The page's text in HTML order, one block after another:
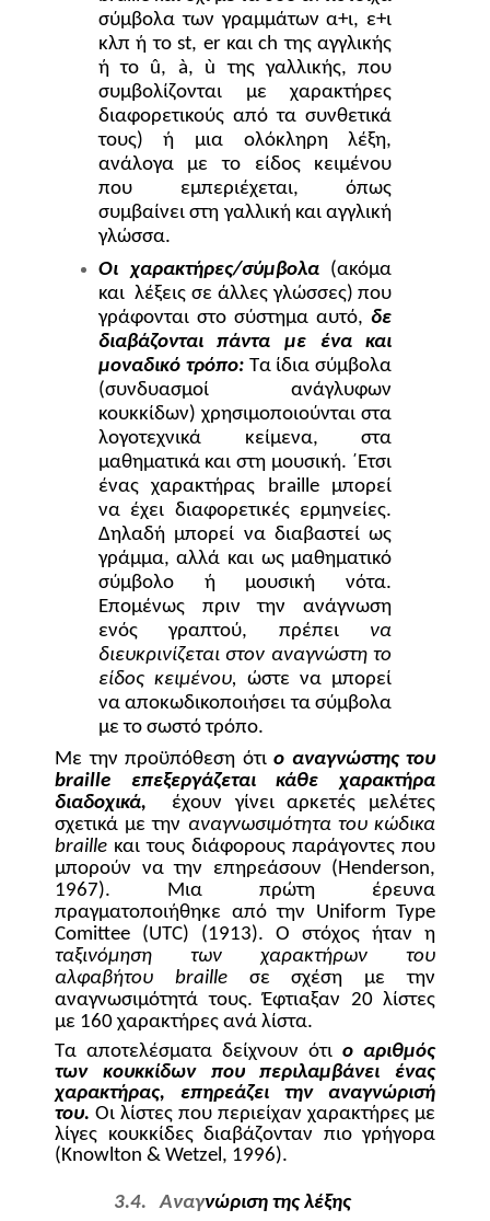
σύμβολα των γραμμάτων α+ι, ε+ι
κλπ ή τοst, erκαιch της αγγλικής
ή το û, à, ù της γαλλικής, που
συμβολίζονται με χαρακτήρες
διαφορετικούς από τα συνθετικά
τους) ή μια ολόκληρη λέξη,
ανάλογα με το είδος κειμένου
που εμπεριέχεται, όπως
συμβαίνει στη γαλλική και αγγλική
γλώσσα.
Οι χαρακτήρες/σύμβολα
(ακόμα
και λέξεις σε άλλες γλώσσες) που
γράφονται στο σύστημα αυτό,δε
διαβάζονται πάντα με ένα και
μοναδικό τρόπο: Τα ίδια σύμβολα
(συνδυασμοί ανάγλυφων
κουκκίδων) χρησιμοποιούνται στα
λογοτεχνικά κείμενα, στα
μαθηματικά και στη μουσική. ΄Ετσι
ένας χαρακτήρας brailleμπορεί
να έχει διαφορετικές ερμηνείες.
Δηλαδή μπορεί να διαβαστεί ως
γράμμα, αλλά και ως μαθηματικό
σύμβολο ή μουσική νότα.
Επομένως πριν την ανάγνωση
ενός γραπτού, πρέπει να
διευκρινίζεται στον αναγνώστη το
είδος κειμένου, ώστε να μπορεί
να αποκωδικοποιήσει τα σύμβολα
με το σωστό τρόπο.
Με την προϋπόθεση ότι ο αναγνώστης του
braille επεξεργάζεται κάθε χαρακτήρα
διαδοχικά,
έχουν γίνει αρκετές μελέτες
σχετικά με την αναγνωσιμότητα του κώδικα
braille και τους διάφορους παράγοντες που
μπορούν να την επηρεάσουν (Henderson,
1967). Μια πρώτη έρευνα
πραγματοποιήθηκε από την Uniform Type
Comittee (UTC) (1913). Ο στόχος ήταν η
ταξινόμηση των χαρακτήρων του
αλφαβήτου brailleσε σχέση με την
αναγνωσιμότητά τους. Έφτιαξαν 20 λίστες
με 160 χαρακτήρες ανά λίστα.
Τα αποτελέσματα δείχνουν ότι ο αριθμός
των κουκκίδων που περιλαμβάνει ένας
χαρακτήρας, επηρεάζει την αναγνώρισή
του. Οι λίστες που περιείχαν χαρακτήρες με
λίγες κουκκίδες διαβάζονταν πιο γρήγορα
(Knowlton & Wetzel, 1996).
3.4. Αναγνώριση της λέξης